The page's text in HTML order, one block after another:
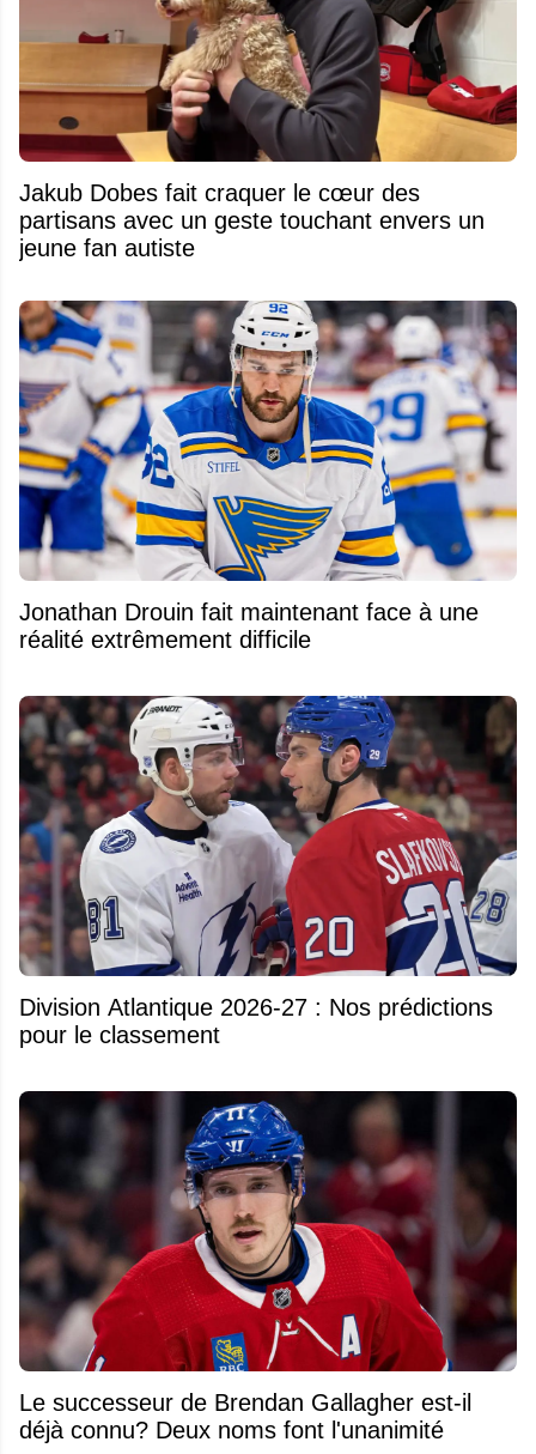
Jakub Dobes fait craquer le cœur des
partisans avec un geste touchant envers un
jeune fan autiste
Jonathan Drouin fait maintenant face à une
réalité extrêmement difficile
Division Atlantique 2026-27 : Nos prédictions
pour le classement
Le successeur de Brendan Gallagher est-il
déjà connu? Deux noms font l'unanimité